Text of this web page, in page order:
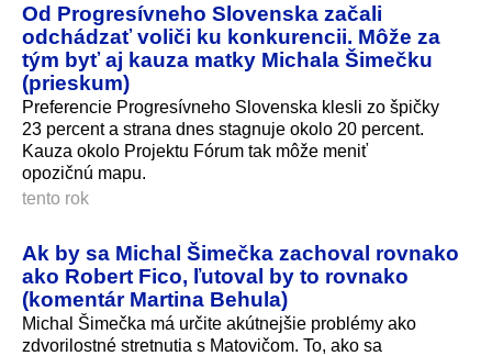
Od Progresívneho Slovenska začali
odchádzať voliči ku konkurencii. Môže za
tým byť aj kauza matky Michala Šimečku
(prieskum)
Preferencie Progresívneho Slovenska klesli zo špičky
23 percent a strana dnes stagnuje okolo 20 percent.
Kauza okolo Projektu Fórum tak môže meniť
opozičnú mapu.
tento rok
Ak by sa Michal Šimečka zachoval rovnako
ako Robert Fico, ľutoval by to rovnako
(komentár Martina Behula)
Michal Šimečka má určite akútnejšie problémy ako
zdvorilostné stretnutia s Matovičom. To, ako sa